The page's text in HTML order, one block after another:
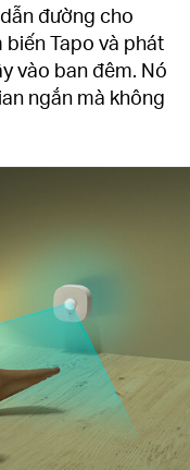
đường cho
Tapo và phát
vào ban đêm. Nó
ngắn mà không